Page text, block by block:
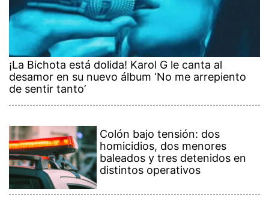
¡La Bichota está dolida! Karol G le canta al
desamor en su nuevo álbum ‘No me arrepiento
de sentir tanto’
Colón bajo tensión: dos
homicidios, dos menores
baleados y tres detenidos en
distintos operativos